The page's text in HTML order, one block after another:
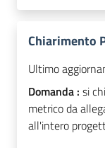
Chiarimento
Ultimo
Domanda : si
metrico da
all'intero